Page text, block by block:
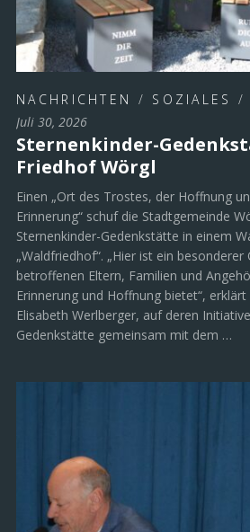
NACHRICHTEN / SOZIALES /
Juli 30, 2026
Sternenkinder-
Friedhof Wörgl
Einen „Ort des Trostes, der Hoffnung
Erinnerung“ schuf die Stadtgemeinde
Sternenkinder-Gedenkstätte in einem
„Waldfriedhof“. „Hier ist ein
betroffenen Eltern, Familien und
Erinnerung und Hoffnung bietet“,
Elisabeth Werlberger, auf deren
Gedenkstätte gemeinsam mit dem …